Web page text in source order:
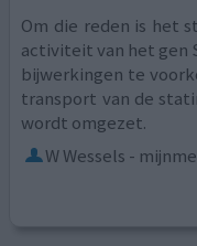
Om die reden is het
activiteit van het gen
bijwerkingen te
transport van de
wordt omgezet.
W Wessels -